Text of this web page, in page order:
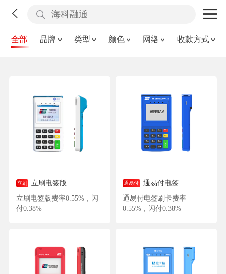
全部 品牌 类型 颜色 网络 收款方式
立刷
立刷电签版
立刷电签版费率0.55%，闪
付0.38%
通易付
通易付电签
通易付电签刷卡费率
0.55%，闪付0.38%